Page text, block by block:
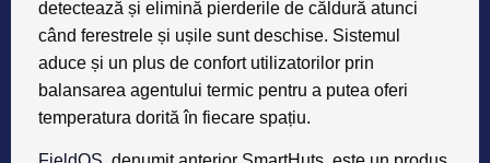
detectează și elimină pierderile de căldură atunci
când ferestrele și ușile sunt deschise. Sistemul
aduce și un plus de confort utilizatorilor prin
balansarea agentului termic pentru a putea oferi
temperatura dorită în fiecare spațiu.